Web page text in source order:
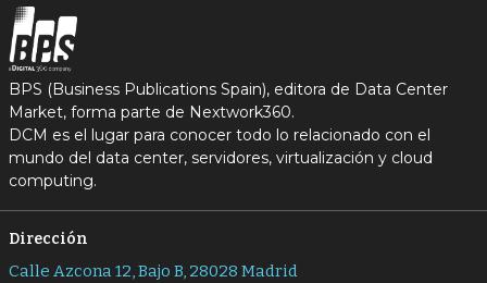
BPS (Business Publications Spain), editora de Data Center
Market, forma parte de Nextwork360.
DCM es el lugar para conocer todo lo relacionado con el
mundo del data center, servidores, virtualización y cloud
computing.
Dirección
Calle Azcona 12, Bajo B, 28028 Madrid